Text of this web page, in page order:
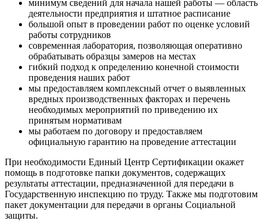
минимум сведений для начала нашей работы — область
деятельности предприятия и штатное расписание
большой опыт в проведении работ по оценке условий
работы сотрудников
современная лаборатория, позволяющая оперативно
обрабатывать образцы замеров на местах
гибкий подход к определению конечной стоимости
проведения наших работ
мы предоставляем комплексный отчет о выявленных
вредных производственных факторах и перечень
необходимых мероприятий по приведению их
принятым нормативам
мы работаем по договору и предоставляем
официальную гарантию на проведение аттестации
При необходимости Единый Центр Сертификации окажет
помощь в подготовке папки документов, содержащих
результаты аттестации, предназначенной для передачи в
Государственную инспекцию по труду. Также мы подготовим
пакет документации для передачи в органы Социальной
защиты.